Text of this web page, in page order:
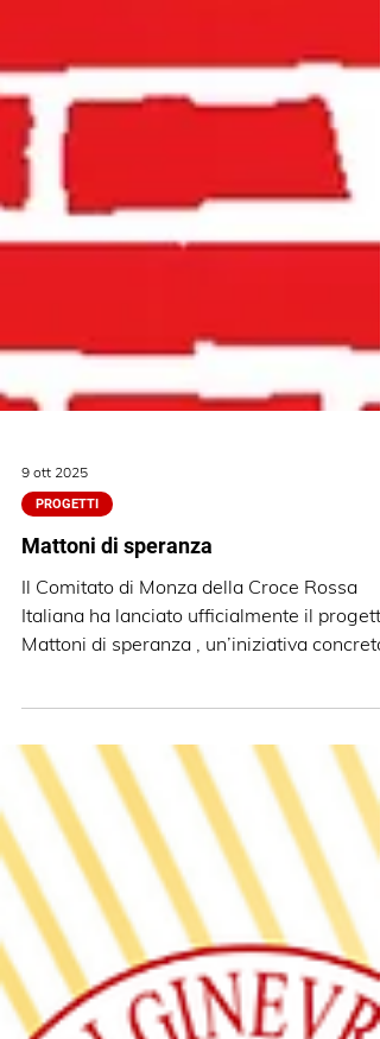
9 ott 2025
PROGETTI
Mattoni di speranza
Mattoni di speranza , un’iniziativa concreta
per accogliere e proteggere mamme e
bambini vittime di violenza domestica .
L’obiettivo è tanto ambizioso quanto
necessario: trasformare parte della sede
CRI Monza in tre alloggi protetti e
temporanei, pensati per offrire sicurezza,
ascolto e una reale possibilità di rinascita a
chi ha vissuto situazioni di violenza fisica o
psicologica. Il proget